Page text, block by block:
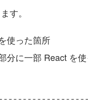
す。
使った箇所
分に一部 React を